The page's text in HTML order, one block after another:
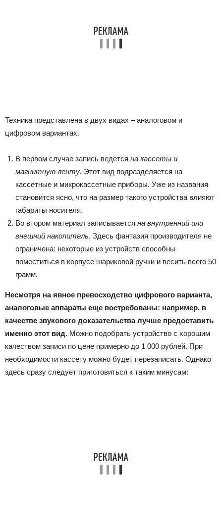
Техника представлена в двух видах – аналоговом и
цифровом вариантах.
В первом случае запись ведется на кассеты и
магнитную ленту. Этот вид подразделяется на
кассетные и микрокассетные приборы. Уже из названия
становится ясно, что на размер такого устройства влияют
габариты носителя.
Во втором материал записывается на внутренний или
внешний накопитель. Здесь фантазия производителя не
ограничена: некоторые из устройств способны
поместиться в корпусе шариковой ручки и весить всего 50
грамм.
Несмотря на явное превосходство цифрового варианта,
аналоговые аппараты еще востребованы: например, в
качестве звукового доказательства лучше предоставить
именно этот вид. Можно подобрать устройство с хорошим
качеством записи по цене примерно до 1 000 рублей. При
необходимости кассету можно будет перезаписать. Однако
здесь сразу следует приготовиться к таким минусам: